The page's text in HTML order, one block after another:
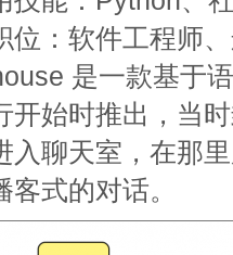
位：软件工程师
是一款基于
开始时推出，当
入聊天室，在那
客式的对话。